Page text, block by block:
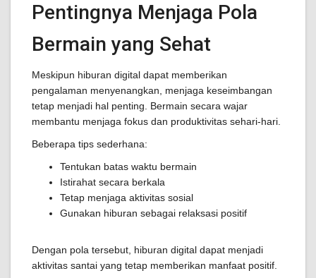
Pentingnya Menjaga Pola
Bermain yang Sehat
Meskipun hiburan digital dapat memberikan
pengalaman menyenangkan, menjaga keseimbangan
tetap menjadi hal penting. Bermain secara wajar
membantu menjaga fokus dan produktivitas sehari-hari.
Beberapa tips sederhana:
Tentukan batas waktu bermain
Istirahat secara berkala
Tetap menjaga aktivitas sosial
Gunakan hiburan sebagai relaksasi positif
Dengan pola tersebut, hiburan digital dapat menjadi
aktivitas santai yang tetap memberikan manfaat positif.